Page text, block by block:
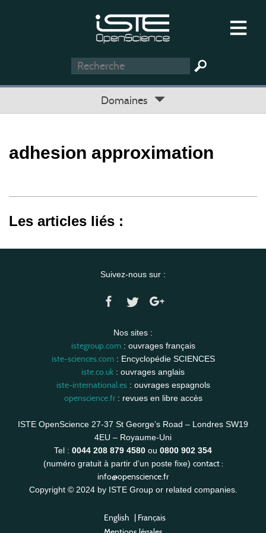
Domaines
adhesion approximation
Les articles liés :
Suivez-nous sur :
Nos sites :
istegroup.com: ouvrages français
iste-sciences.com: Encyclopédie SCIENCES
iste.co.uk : ouvrages anglais
iste-international.es: ouvrages espagnols
openscience.fr: revues en libre accès
ISTE OpenScience 27-37 St George’s Road – Londres SW19
4EU – Royaume-Uni
Tel : 0044 208 879 4580 ou 0800 902 354
(numéro gratuit à partir d’un poste fixe) contact :
info@openscience.fr
Copyright © 2024 by ISTE Group or related companies.
English | Français